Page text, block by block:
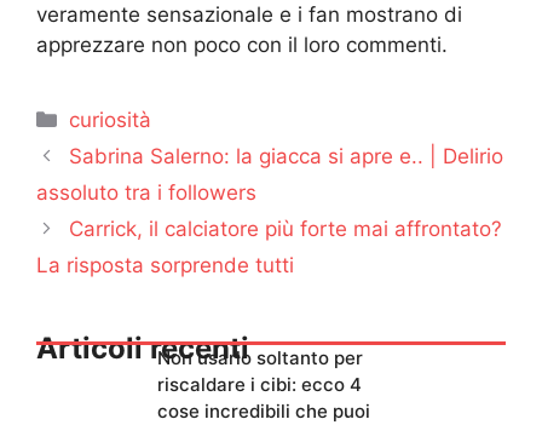
veramente sensazionale e i fan mostrano di
apprezzare non poco con il loro commenti.
Categorie
curiosità
Sabrina Salerno: la giacca si apre e.. | Delirio
assoluto tra i followers
Carrick, il calciatore più forte mai affrontato?
La risposta sorprende tutti
Articoli recentiNon usarlo soltanto per
riscaldare i cibi: ecco 4
cose incredibili che puoi